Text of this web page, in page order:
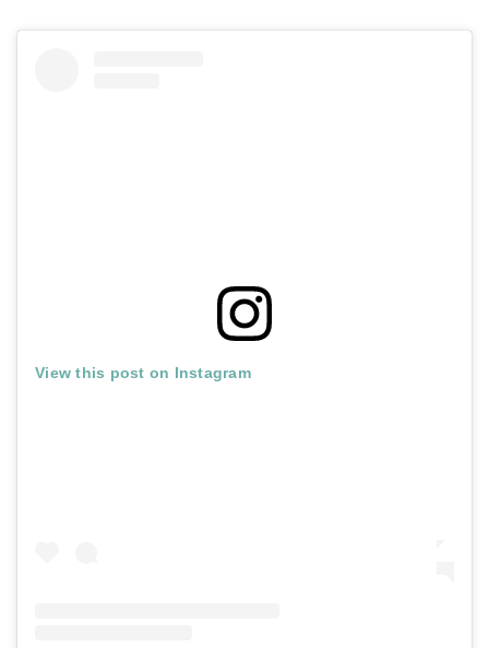
View this post on Instagram